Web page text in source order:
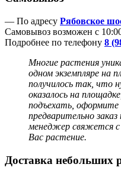
— По адресу Рябовское
Самовывоз возможен с
Подробнее по телефону 8
Многие растения
одном экземпляре на
получилось так, что
оказалось на
подъехать,
предварительно
менеджер свяжется
Вас растение.
Доставка небольших